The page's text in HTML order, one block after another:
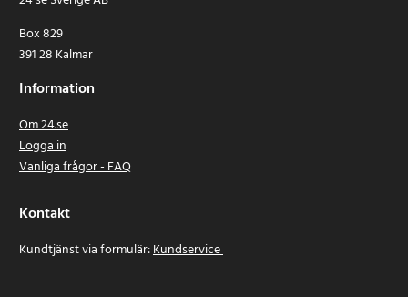
Box 829
391 28 Kalmar
Information
Om 24.se
Logga in
Vanliga frågor - FAQ
Kontakt
Kundtjänst via formulär:Kundservice